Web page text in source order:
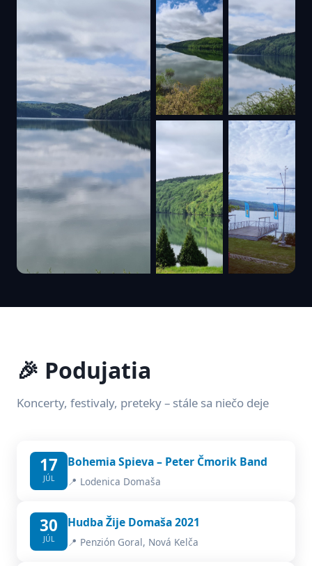
🎉 Podujatia
Koncerty, festivaly, preteky – stále sa niečo deje
17
JÚL
Bohemia Spieva – Peter Čmorik Band
📍 Lodenica Domaša
30
JÚL
Hudba Žije Domaša 2021
📍 Penzión Goral, Nová Kelča